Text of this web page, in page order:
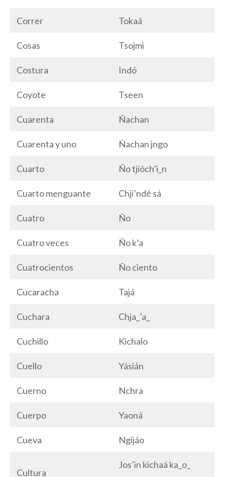
Correr Tokaá
Cosas Tsojmi
Costura Indó
Coyote Tseen
Cuarenta Ñachan
Cuarenta y uno Ñachan jngo
Cuarto Ño tjíóch’i_n
Cuarto menguante Chji’ndé sá
Cuatro Ño
Cuatro veces Ño k’a
Cuatrocientos Ño ciento
Cucaracha Tajá
Cuchara Chja_’a_
Cuchillo Kichalo
Cuello Yásián
Cuerno Nchra
Cuerpo Yaoná
Cueva Ngijáo
Cultura
Jos’in kichaá ka_o_